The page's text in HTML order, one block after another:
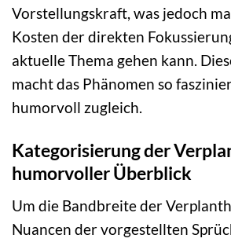
Vorstellungskraft, was jedoch
Kosten der direkten
aktuelle Thema gehen kann.
macht das Phänomen so
humorvoll zugleich.
Kategorisierung der
humorvoller Überblick
Um die Bandbreite der
Nuancen der vorgestellten